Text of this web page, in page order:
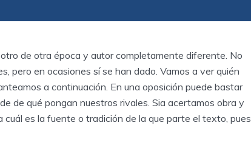
de otra época y autor completamente diferente. No
pero en ocasiones sí se han dado. Vamos a ver quién
a continuación. En una oposición puede bastar
de qué pongan nuestros rivales. Sia acertamos obra y
cuál es la fuente o tradición de la que parte el texto, pues